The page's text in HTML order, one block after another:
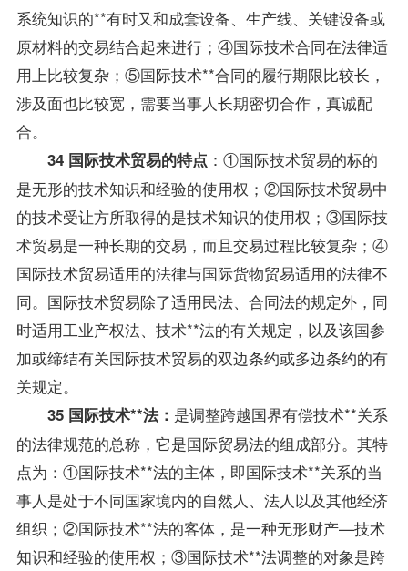
系统知识的**有时又和成套设备、生产线、关键设备或
原材料的交易结合起来进行；④国际技术合同在法律适
用上比较复杂；⑤国际技术**合同的履行期限比较长，
涉及面也比较宽，需要当事人长期密切合作，真诚配
合。
34 国际技术贸易的特点 ：①国际技术贸易的标的
是无形的技术知识和经验的使用权；②国际技术贸易中
的技术受让方所取得的是技术知识的使用权；③国际技
术贸易是一种长期的交易，而且交易过程比较复杂；④
国际技术贸易适用的法律与国际货物贸易适用的法律不
同。国际技术贸易除了适用民法、 合同法的规定外，同
时适用工业产权法、技术**法的有关规定，以及该国参
加或缔结有关国际技术贸易的双边条约或多边条约的有
关规定。
35 国际技术**法： 是调整跨越国界有偿技术**关系
的法律规范的总称，它是国际贸易法的组成部分。其特
点为：①国际技术**法的主体，即国际技术**关系的当
事人是处于不同国家境内的自然人、法人以及其他经济
组织；②国际技术**法的客体，是一种无形财产—技术
知识和经验的使用权；③国际技术**法调整的对象是跨